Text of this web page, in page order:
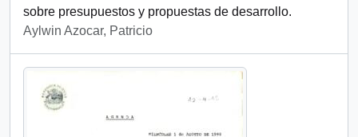
sobre presupuestos y propuestas de desarrollo.
Aylwin Azocar, Patricio